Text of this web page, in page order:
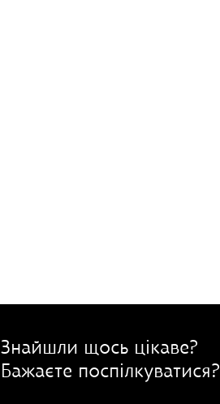
Знайшли щось цікаве?
Бажаєте поспілкуватися?